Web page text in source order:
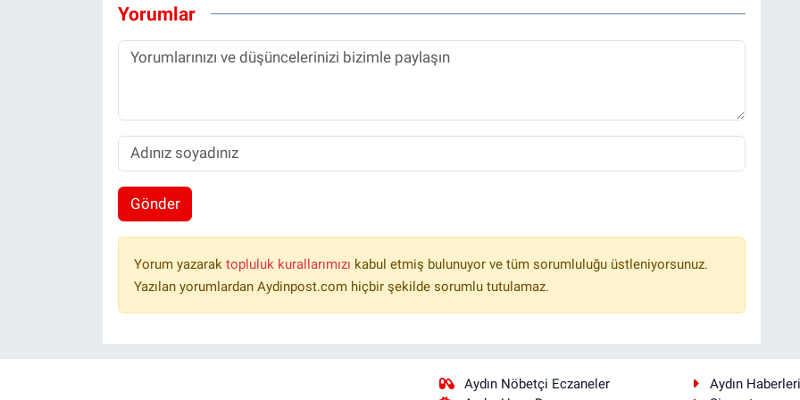
Yorumlar
Gönder
Yorum yazarak topluluk kurallarımızı kabul etmiş bulunuyor ve tüm sorumluluğu üstleniyorsunuz.
Yazılan yorumlardan Aydinpost.com hiçbir şekilde sorumlu tutulamaz.
Aydın Nöbetçi Eczaneler
Aydın Haberleri